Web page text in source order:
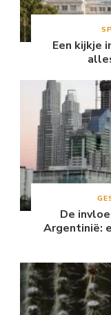
Een kijkje
De
Argentinië: